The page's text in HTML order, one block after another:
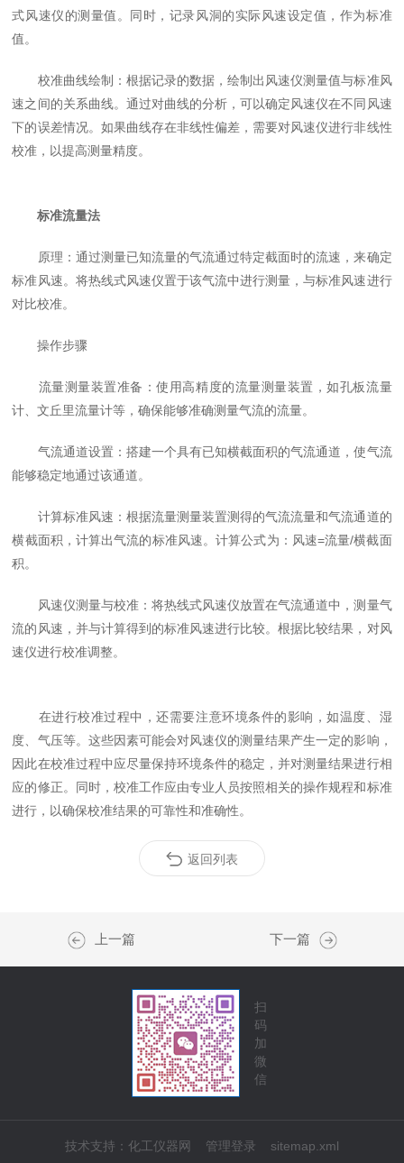
式风速仪的测量值。同时，记录风洞的实际风速设定值，作为标准
值。
校准曲线绘制：根据记录的数据，绘制出风速仪测量值与标准风
速之间的关系曲线。通过对曲线的分析，可以确定风速仪在不同风速
下的误差情况。如果曲线存在非线性偏差，需要对风速仪进行非线性
校准，以提高测量精度。
标准流量法
原理：通过测量已知流量的气流通过特定截面时的流速，来确定
标准风速。将热线式风速仪置于该气流中进行测量，与标准风速进行
对比校准。
操作步骤
流量测量装置准备：使用高精度的流量测量装置，如孔板流量
计、文丘里流量计等，确保能够准确测量气流的流量。
气流通道设置：搭建一个具有已知横截面积的气流通道，使气流
能够稳定地通过该通道。
计算标准风速：根据流量测量装置测得的气流流量和气流通道的
横截面积，计算出气流的标准风速。计算公式为：风速=流量/横截面
积。
风速仪测量与校准：将热线式风速仪放置在气流通道中，测量气
流的风速，并与计算得到的标准风速进行比较。根据比较结果，对风
速仪进行校准调整。
在进行校准过程中，还需要注意环境条件的影响，如温度、湿
度、气压等。这些因素可能会对风速仪的测量结果产生一定的影响，
因此在校准过程中应尽量保持环境条件的稳定，并对测量结果进行相
应的修正。同时，校准工作应由专业人员按照相关的操作规程和标准
进行，以确保校准结果的可靠性和准确性。
返回列表
上一篇 下一篇
扫
码
加
微
信
技术支持： 化工仪器网 管理登录
sitemap.xml